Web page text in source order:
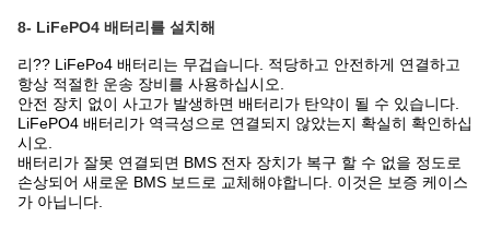
8- LiFePO4 배터리를 설치해
리?? LiFePo4 배터리는 무겁습니다. 적당하고 안전하게 연결하고
항상 적절한 운송 장비를 사용하십시오.
안전 장치 없이 사고가 발생하면 배터리가 탄약이 될 수 있습니다.
LiFePO4 배터리가 역극성으로 연결되지 않았는지 확실히 확인하십
시오.
배터리가 잘못 연결되면 BMS 전자 장치가 복구 할 수 없을 정도로
손상되어 새로운 BMS 보드로 교체해야합니다. 이것은 보증 케이스
가 아닙니다.